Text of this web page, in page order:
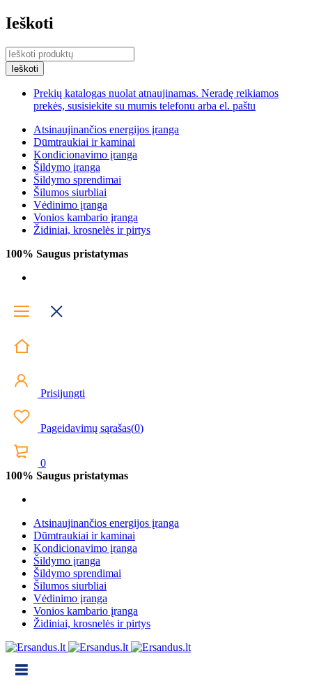
Ieškoti
Prekių katalogas nuolat atnaujinamas. Neradę reikiamos
prekės, susisiekite su mumis telefonu arba el. paštu
Atsinaujinančios energijos įranga
Dūmtraukiai ir kaminai
Kondicionavimo įranga
Šildymo įranga
Šildymo sprendimai
Šilumos siurbliai
Vėdinimo įranga
Vonios kambario įranga
Židiniai, krosnelės ir pirtys
100% Saugus pristatymas
Prisijungti
Pageidavimų sąrašas(0)
0
100% Saugus pristatymas
Atsinaujinančios energijos įranga
Dūmtraukiai ir kaminai
Kondicionavimo įranga
Šildymo įranga
Šildymo sprendimai
Šilumos siurbliai
Vėdinimo įranga
Vonios kambario įranga
Židiniai, krosnelės ir pirtys